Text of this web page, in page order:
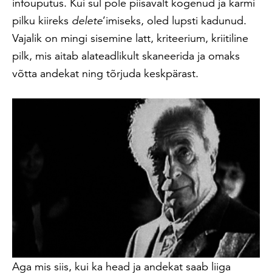
infouputus. Kui sul pole piisavalt kogenud ja karmi
pilku kiireks delete’imiseks, oled lupsti kadunud.
Vajalik on mingi sisemine latt, kriteerium, kriitiline
pilk, mis aitab alateadlikult skaneerida ja omaks
võtta andekat ning tõrjuda keskpärast.
Aga mis siis, kui ka head ja andekat saab liiga